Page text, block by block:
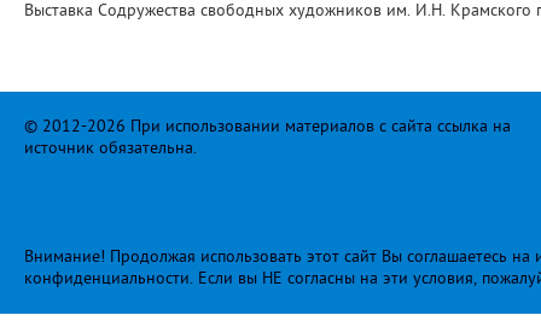
Выставка Содружества свободных художников им. И.Н.
© 2012-2026 При использовании материалов с сайта ссылка на
источник обязательна.
Внимание! Продолжая использовать этот сайт Вы соглашаетесь
конфиденциальности. Если вы НЕ согласны на эти условия,